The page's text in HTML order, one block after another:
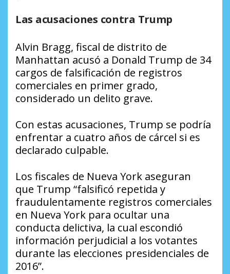
Las acusaciones contra Trump
Alvin Bragg, fiscal de distrito de
Manhattan acusó a Donald Trump de 34
cargos de falsificación de registros
comerciales en primer grado,
considerado un delito grave.
Con estas acusaciones, Trump se podría
enfrentar a cuatro años de cárcel si es
declarado culpable.
Los fiscales de Nueva York aseguran
que Trump “falsificó repetida y
fraudulentamente registros comerciales
en Nueva York para ocultar una
conducta delictiva, la cual escondió
información perjudicial a los votantes
durante las elecciones presidenciales de
2016”.